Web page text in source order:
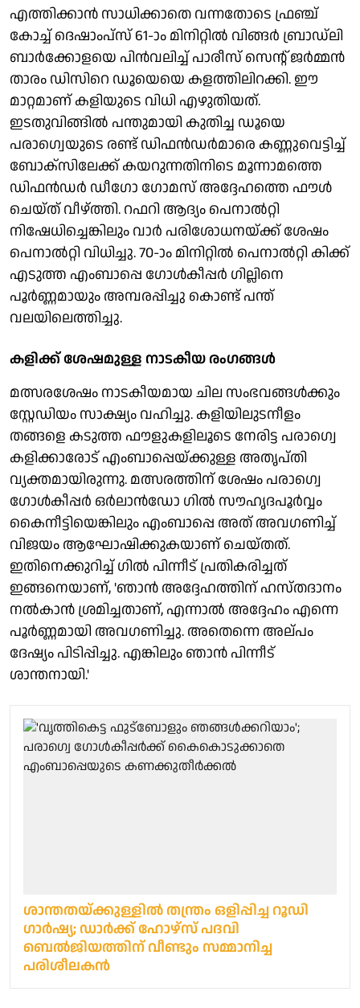
എത്തിക്കാന്‍ സാധിക്കാതെ വന്നതോടെ ഫ്രഞ്ച്
കോച്ച് ദെഷാംപ്‌സ് 61-ാം മിനിറ്റില്‍ വിങ്ങര്‍ ബ്രാഡ്ലി
ബാര്‍ക്കോളയെ പിന്‍വലിച്ച് പാരീസ് സെന്റ് ജര്‍മ്മന്‍
താരം ഡിസിറെ ഡൂയെയെ കളത്തിലിറക്കി. ഈ
മാറ്റമാണ് കളിയുടെ വിധി എഴുതിയത്.
ഇടതുവിങ്ങില്‍ പന്തുമായി കുതിച്ച ഡൂയെ
പരാഗ്വെയുടെ രണ്ട് ഡിഫന്‍ഡര്‍മാരെ കണ്ണുവെട്ടിച്ച്
ബോക്‌സിലേക്ക് കയറുന്നതിനിടെ മൂന്നാമത്തെ
ഡിഫന്‍ഡര്‍ ഡീഗോ ഗോമസ് അദ്ദേഹത്തെ ഫൗള്‍
ചെയ്ത് വീഴ്ത്തി. റഫറി ആദ്യം പെനാല്‍റ്റി
നിഷേധിച്ചെങ്കിലും വാര്‍ പരിശോധനയ്ക്ക് ശേഷം
പെനാല്‍റ്റി വിധിച്ചു. 70-ാം മിനിറ്റില്‍ പെനാല്‍റ്റി കിക്ക്
എടുത്ത എംബാപ്പെ ഗോള്‍കീപ്പര്‍ ഗില്ലിനെ
പൂര്‍ണ്ണമായും അമ്പരപ്പിച്ചു കൊണ്ട് പന്ത്
വലയിലെത്തിച്ചു.
കളിക്ക് ശേഷമുള്ള നാടകീയ രംഗങ്ങള്‍
മത്സരശേഷം നാടകീയമായ ചില സംഭവങ്ങള്‍ക്കും
സ്റ്റേഡിയം സാക്ഷ്യം വഹിച്ചു. കളിയിലുടനീളം
തങ്ങളെ കടുത്ത ഫൗളുകളിലൂടെ നേരിട്ട പരാഗ്വെ
കളിക്കാരോട് എംബാപ്പെയ്ക്കുള്ള അതൃപ്തി
വ്യക്തമായിരുന്നു. മത്സരത്തിന് ശേഷം പരാഗ്വെ
ഗോള്‍കീപ്പര്‍ ഒര്‍ലാന്‍ഡോ ഗില്‍ സൗഹൃദപൂര്‍വ്വം
കൈനീട്ടിയെങ്കിലും എംബാപ്പെ അത് അവഗണിച്ച്
വിജയം ആഘോഷിക്കുകയാണ് ചെയ്തത്.
ഇതിനെക്കുറിച്ച് ഗില്‍ പിന്നീട് പ്രതികരിച്ചത്
ഇങ്ങനെയാണ്, 'ഞാന്‍ അദ്ദേഹത്തിന് ഹസ്തദാനം
നല്‍കാന്‍ ശ്രമിച്ചതാണ്, എന്നാല്‍ അദ്ദേഹം എന്നെ
പൂര്‍ണ്ണമായി അവഗണിച്ചു. അതെന്നെ അല്പം
ദേഷ്യം പിടിപ്പിച്ചു. എങ്കിലും ഞാന്‍ പിന്നീട്
ശാന്തനായി.'
ശാന്തതയ്ക്കുള്ളിൽ തന്ത്രം ഒളിപ്പിച്ച റൂഡി ​
ഗാർഷ്യ; ഡാർക്ക് ഹോഴ്സ് പദവി
ബെൽജിയത്തിന് വീണ്ടും സമ്മാനിച്ച
പരിശീലകൻ